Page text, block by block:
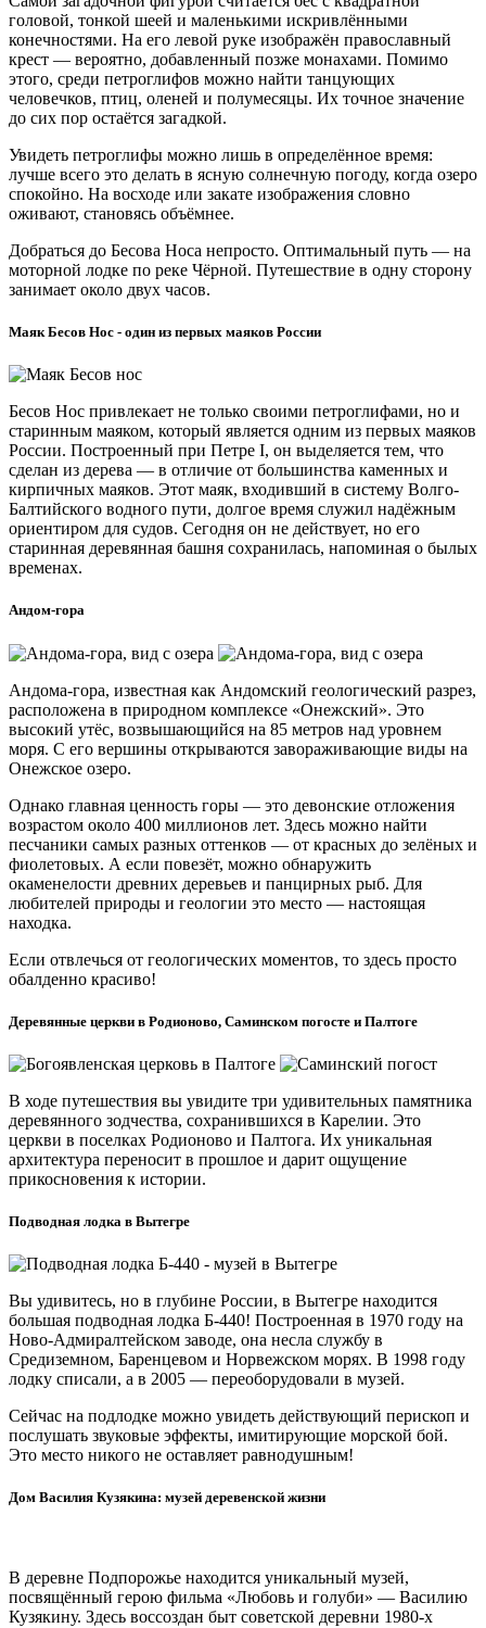
головой, тонкой шеей и маленькими искривлёнными
конечностями. На его левой руке изображён православный
крест — вероятно, добавленный позже монахами. Помимо
этого, среди петроглифов можно найти танцующих
человечков, птиц, оленей и полумесяцы. Их точное значение
до сих пор остаётся загадкой.
Увидеть петроглифы можно лишь в определённое время:
лучше всего это делать в ясную солнечную погоду, когда озеро
спокойно. На восходе или закате изображения словно
оживают, становясь объёмнее.
Добраться до Бесова Носа непросто. Оптимальный путь — на
моторной лодке по реке Чёрной. Путешествие в одну сторону
занимает около двух часов.
Маяк Бесов Нос - один из первых маяков России
Бесов Нос привлекает не только своими петроглифами, но и
старинным маяком, который является одним из первых маяков
России. Построенный при Петре I, он выделяется тем, что
сделан из дерева — в отличие от большинства каменных и
кирпичных маяков. Этот маяк, входивший в систему Волго-
Балтийского водного пути, долгое время служил надёжным
ориентиром для судов. Сегодня он не действует, но его
старинная деревянная башня сохранилась, напоминая о былых
временах.
Андом-гора
Андома-гора, известная как Андомский геологический разрез,
расположена в природном комплексе «Онежский». Это
высокий утёс, возвышающийся на 85 метров над уровнем
моря. С его вершины открываются завораживающие виды на
Онежское озеро.
Однако главная ценность горы — это девонские отложения
возрастом около 400 миллионов лет. Здесь можно найти
песчаники самых разных оттенков — от красных до зелёных и
фиолетовых. А если повезёт, можно обнаружить
окаменелости древних деревьев и панцирных рыб. Для
любителей природы и геологии это место — настоящая
находка.
Если отвлечься от геологических моментов, то здесь просто
обалденно красиво!
Деревянные церкви в Родионово, Саминском погосте и Палтоге
В ходе путешествия вы увидите три удивительных памятника
деревянного зодчества, сохранившихся в Карелии. Это
церкви в поселках Родионово и Палтога. Их уникальная
архитектура переносит в прошлое и дарит ощущение
прикосновения к истории.
Подводная лодка в Вытегре
Вы удивитесь, но в глубине России, в Вытегре находится
большая подводная лодка Б-440! Построенная в 1970 году на
Ново-Адмиралтейском заводе, она несла службу в
Средиземном, Баренцевом и Норвежском морях. В 1998 году
лодку списали, а в 2005 — переоборудовали в музей.
Сейчас на подлодке можно увидеть действующий перископ и
послушать звуковые эффекты, имитирующие морской бой.
Это место никого не оставляет равнодушным!
Дом Василия Кузякина: музей деревенской жизни
В деревне Подпорожье находится уникальный музей,
посвящённый герою фильма «Любовь и голуби» — Василию
Кузякину. Здесь воссоздан быт советской деревни 1980-х